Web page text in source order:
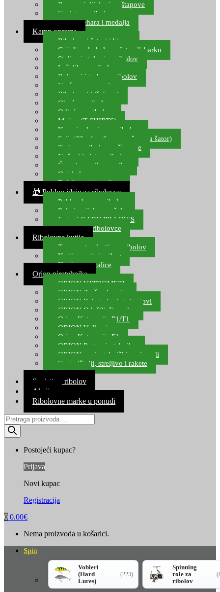
Rezervni dijelovi za štapove
Starlete za ribolov
Izrada pehara i medalja
Kamp oprema
Ribolovni šatori i bivvy
Grijalice, kuhala za šator ili barku
Stolice i stolovi za ribolov
Ležaljke za ribolov
Ruksaci i torbe za ribolov
Vreće za spavanje
Ribolovni kišobrani
Obuća za ribolov
Odjeća za ribolov
Majice (T-SHIRTS)
Kape i rukavice za ribolov
Svijetiljke (naglavne, ručne, za šator)
Torbe za ribolovne štapove
Noževi i alat za ribolov
Čamci za prihranu ribe
Ostala kamp oprema
Dalekozori i optika
🎁 Poklon ideje za ribolovce
Poklon bon za ribolov
Polarizacijske naočale
Jastuci GABY PILLOWS
Pokloni za ribolovce
Ribolovne kutije
Transportne kutije za ribolov
Kutije za sitni pribor
Kutije za varalice
Orion pirotehnika
ORION VATROMETI
ORION Zračne bombe
ORION Rakete i raketni setovi
ORION Odašiljači zvuka
Orion Kategorija P1/T1
ORION Vulkani
Orion Kategorija F1
ORION Party pirotehnika
ORION nepirotehnički proizvodi
Start pištolji, streljivo i rakete
Kontakt
Savjeti za ribolov
Akcija
Ribolovne marke u ponudi
Products
search
Postojeći kupac?
Prijava
Novi kupac
Registracija
0 0.00€
Nema proizvoda u košarici.
Spin
Vobleri
(Hard
Lures)
(223)
Spinning
role za
ribolov